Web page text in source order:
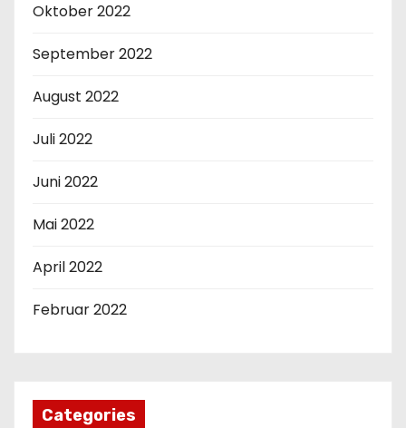
Oktober 2022
September 2022
August 2022
Juli 2022
Juni 2022
Mai 2022
April 2022
Februar 2022
Categories